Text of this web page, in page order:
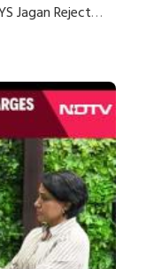
Jagan Rejects